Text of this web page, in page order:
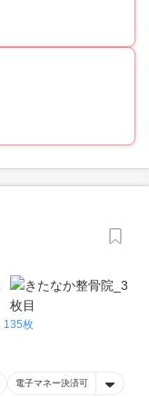
135枚
電子マネー決済可